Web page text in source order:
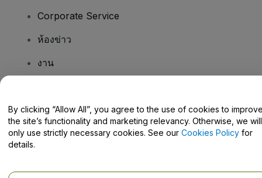
Corporate Service
ห้องข่าว
งาน
Help Centre / Contact Us
By clicking “Allow All”, you agree to the use of cookies to
the site’s functionality and marketing relevancy. Otherwise, we will
only use strictly necessary cookies. See our Cookies Policy for
details.